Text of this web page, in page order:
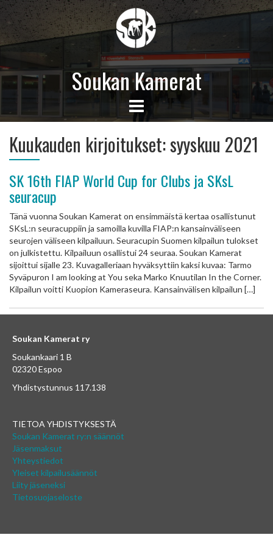
Soukan Kamerat
Kuukauden kirjoitukset:syyskuu 2021
SK 16th FIAP World Cup for Clubs ja SKsL
seuracup
Tänä vuonna Soukan Kamerat on ensimmäistä kertaa osallistunut
SKsL:n seuracuppiin ja samoilla kuvilla FIAP:n kansainväliseen
seurojen väliseen kilpailuun. Seuracupin Suomen kilpailun tulokset
on julkistettu. Kilpailuun osallistui 24 seuraa. Soukan Kamerat
sijoittui sijalle 23. Kuvagalleriaan hyväksyttiin kaksi kuvaa: Tarmo
Syväpuron I am looking at You seka Marko Knuutilan In the Corner.
Kilpailun voitti Kuopion Kameraseura. Kansainvälisen kilpailun […]
Soukan Kamerat ry
Soukankaari 1 B
02320 Espoo
Yhdistystunnus 117.138
TIETOA YHDISTYKSESTÄ
Soukan Kamerat ry:n säännöt
Jäsenmaksut
Yhteystiedot
Yleiset kilpailusäännöt
Liity jäseneksi
Tietosuojaseloste